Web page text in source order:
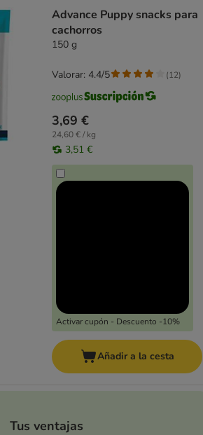
Advance Puppy snacks para
cachorros
150 g
3,69 €
24,60 € / kg
3,51 €
Activar cupón - Descuento -10%
Valorar: 4.4/5 (12)
Añadir a la cesta
Tus ventajas